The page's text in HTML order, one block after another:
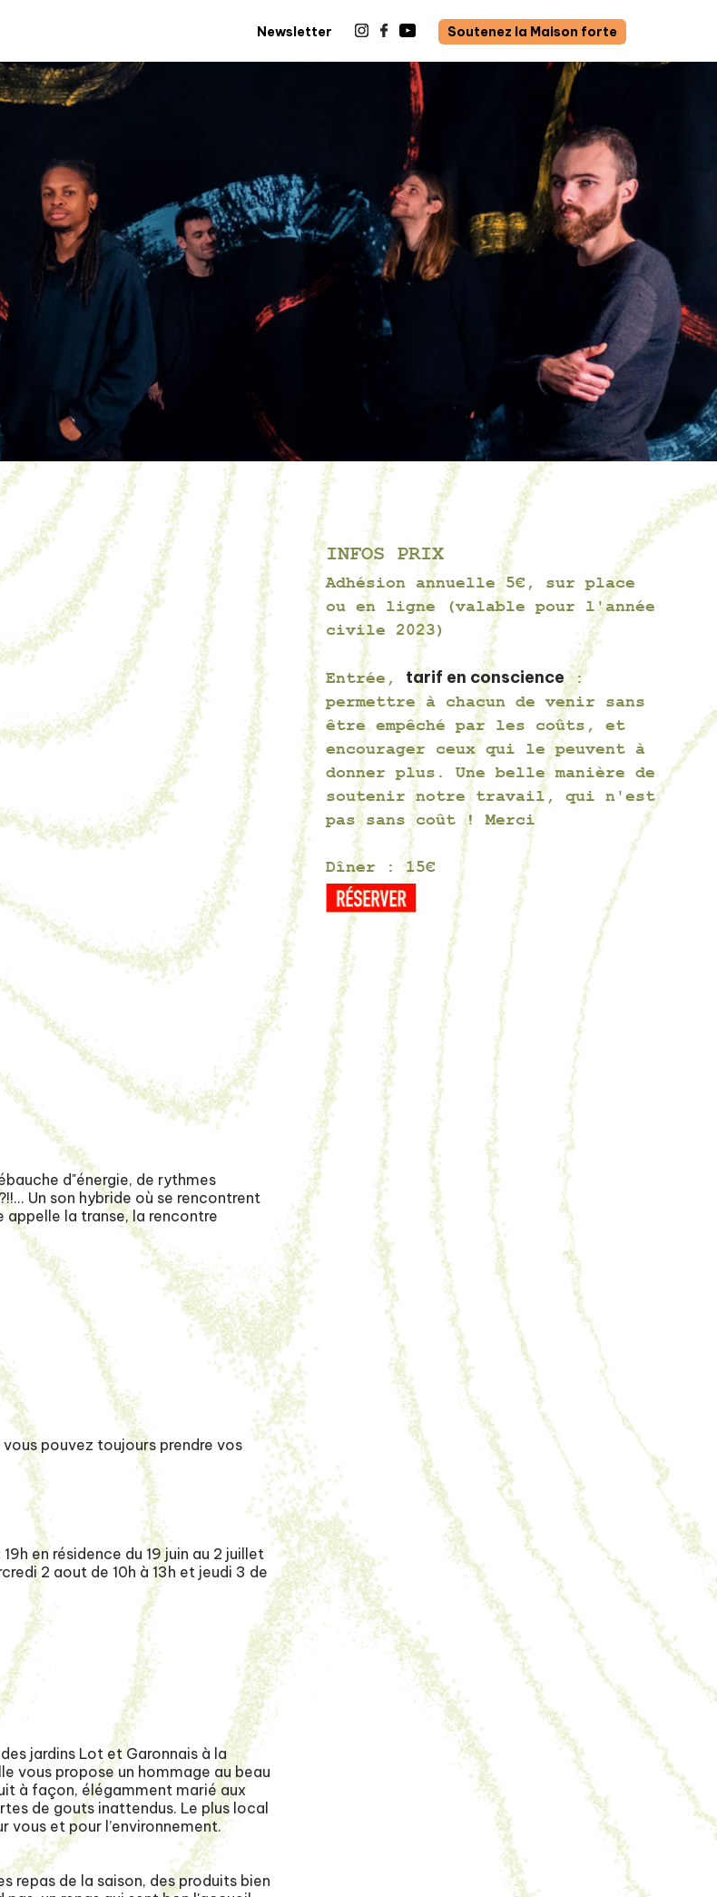
Newsletter Soutenez la Maison forte
sortir sortir vacances
d"énergie, de rythmes
Un son hybride où se rencontrent
appelle la transe, la rencontre
vous pouvez toujours prendre vos
en résidence du 19 juin au 2 juillet
2 aout de 10h à 13h et jeudi 3 de
jardins Lot et Garonnais à la
vous propose un hommage au beau
à façon, élégamment marié aux
de gouts inattendus. Le plus local
vous et pour l’environnement.
repas de la saison, des produits bien
INFOS PRIX
Adhésion annuelle5€, sur place
ou en ligne (valable pour l'année
civile 2023)
Entrée, tarif en conscience:
permettre à chacun de venir sans
être empêché par les coûts, et
encourager ceux qui le peuvent à
donner plus. Une belle manière de
soutenir notre travail, qui n'est
pas sans coût ! Merci
Dîner : 15€